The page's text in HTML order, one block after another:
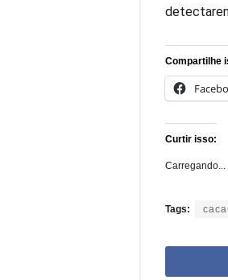
Compartilhe
Curtir isso:
Carregando...
Tags: